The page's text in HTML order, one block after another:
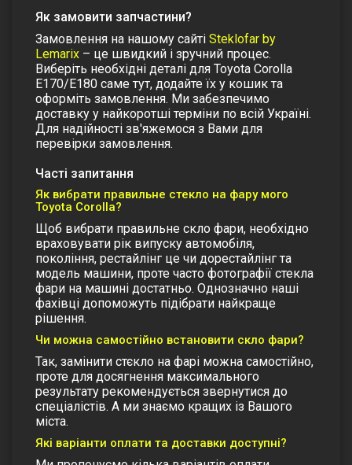
Як замовити запчастини?
Замовлення на нашому сайті Steklofar by
Lemarix – це швидкий і зручний процес.
Виберіть необхідні деталі для Toyota Corolla
E170/E180 саме тут, додайте їх у кошик та
оформіть замовлення. Ми забезпечимо
доставку у найкоротші терміни по всій Україні.
Для надійності зв'яжемося з Вами для
перевірки замовлення.
Часті запитання
Як вибрати правильне стекло на фару мого
Toyota Corolla?
Щоб вибрати правильне скло фари, необхідно
враховувати рік випуску автомобіля,
покоління, рестайлінг це чи дорестайлінг та
модель машини, проте часто фотографії стекла
фари на машині достатньо. Однозначно наші
фахівці допоможуть підібрати найкраще
рішення.
Чи можна самостійно встановити скло фари?
Так, замінити стєкло на фарі можна самостійно,
проте для досягнення максимального
результату рекомендується звернутися до
спеціалістів. А ми знаємо кращих із Вашого
міста.
Які варіанти оплати та доставки доступні?